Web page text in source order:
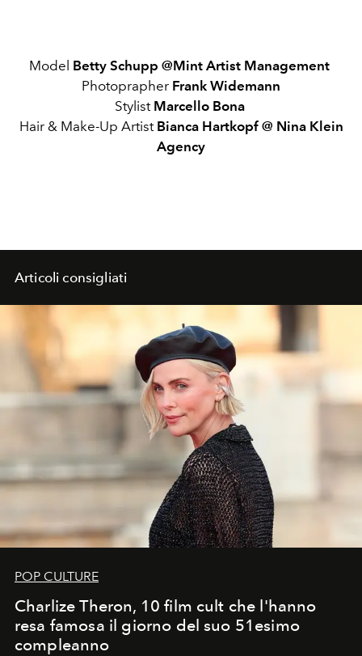
Model Betty Schupp @Mint Artist Management
Photoprapher Frank Widemann
StylistMarcello Bona
Hair & Make-Up Artist Bianca Hartkopf @ Nina Klein
Agency
Articoli consigliati
POP CULTURE
Charlize Theron, 10 film cult che l'hanno
resa famosa il giorno del suo 51esimo
compleanno